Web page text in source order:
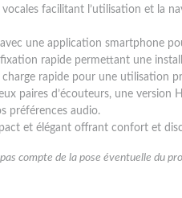
facilitant l’utilisation et la
une application smartphone
rapide permettant une
rapide pour une utilisation
paires d’écouteurs, une version
préférences audio.
et élégant offrant confort et
compte de la pose éventuelle du